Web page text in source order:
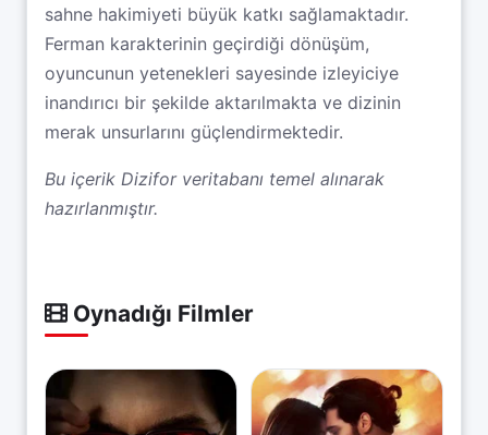
sahne hakimiyeti büyük katkı sağlamaktadır.
Ferman karakterinin geçirdiği dönüşüm,
oyuncunun yetenekleri sayesinde izleyiciye
inandırıcı bir şekilde aktarılmakta ve dizinin
merak unsurlarını güçlendirmektedir.
Bu içerik Dizifor veritabanı temel alınarak
hazırlanmıştır.
Oynadığı Filmler